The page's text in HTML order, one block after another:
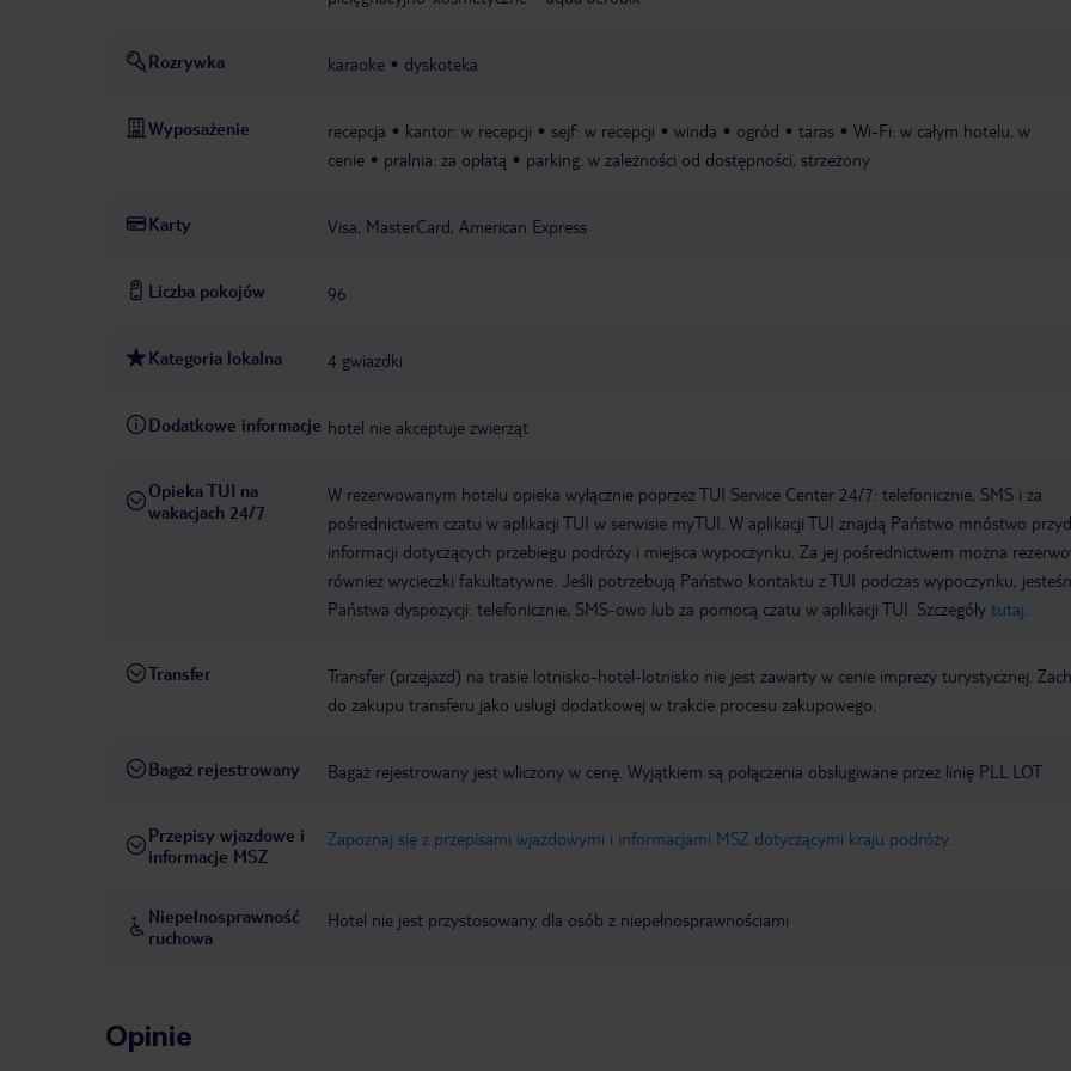
Rozrywka karaoke dyskoteka
Wyposażenie recepcja kantor: w recepcji sejf: w recepcji winda ogród taras
Wi-Fi: w całym hotelu, w
cenie
pralnia: za opłatą parking: w zależności od dostępności, strzeżony
Karty Visa, MasterCard, American Express
Liczba pokojów 96
Kategoria lokalna 4 gwiazdki
Dodatkowe informacje hotel nie akceptuje zwierząt
Opieka TUI na
wakacjach 24/7
W rezerwowanym hotelu opieka wyłącznie poprzez TUI Service Center 24/7: telefonicznie, SMS i za
pośrednictwem czatu w aplikacji TUI w serwisie myTUI. W aplikacji TUI znajdą Państwo mnóstwo
informacji dotyczących przebiegu podróży i miejsca wypoczynku. Za jej pośrednictwem można
również wycieczki fakultatywne. Jeśli potrzebują Państwo kontaktu z TUI podczas wypoczynku,
Państwa dyspozycji: telefonicznie, SMS-owo lub za pomocą czatu w aplikacji TUI. Szczegóły tutaj
Transfer
Transfer (przejazd) na trasie lotnisko-hotel-lotnisko nie jest zawarty w cenie imprezy turystycznej.
do zakupu transferu jako usługi dodatkowej w trakcie procesu zakupowego.
Bagaż rejestrowany Bagaż rejestrowany jest wliczony w cenę. Wyjątkiem są połączenia obsługiwane przez linię PLL LOT
Przepisy wjazdowe i
informacje MSZ
Zapoznaj się z przepisami wjazdowymi i informacjami MSZ dotyczącymi kraju podróży.
Niepełnosprawność
ruchowa
Hotel nie jest przystosowany dla osób z niepełnosprawnościami
Opinie